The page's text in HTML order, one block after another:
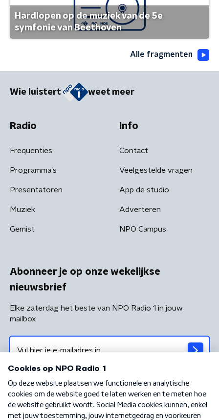
Hardlopen op de muziek van de 5e
symfonie van Beethoven
Alle fragmenten
Wie luistert weet meer
Radio
Frequenties
Programma's
Presentatoren
Muziek
Gemist
Info
Contact
Veelgestelde vragen
App de studio
Adverteren
NPO Campus
Abonneer je op onze wekelijkse
nieuwsbrief
Elke zaterdag het beste van NPO Radio 1 in jouw
mailbox
Algemene voorwaarden